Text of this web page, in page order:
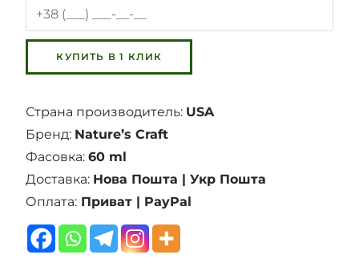
Страна производитель: USA
Бренд: Nature’s Craft
Фасовка:60 ml
Доставка: Нова Пошта | Укр Пошта
Оплата: Приват | PayPal